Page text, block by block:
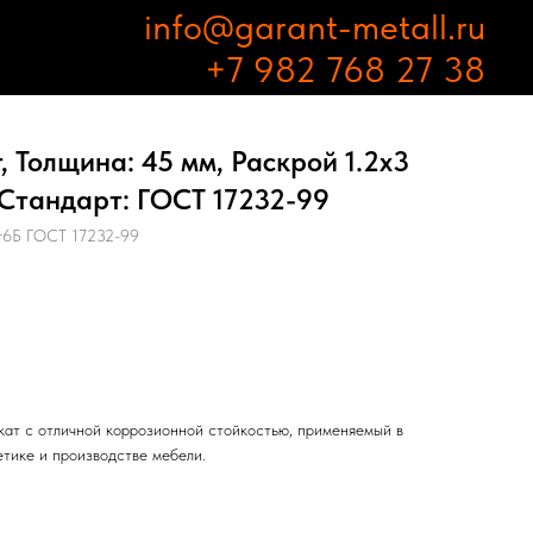
info@garant-metall.ru
+7 982 768 27 38
Толщина: 45 мм, Раскрой 1.2х3
ГОСТ 17232-99
ГОСТ 17232-99
с отличной коррозионной стойкостью, применяемый в
и производстве мебели.